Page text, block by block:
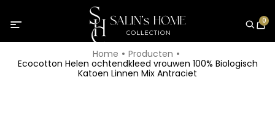
0
Home
Producten
Ecocotton Helen ochtendkleed vrouwen 100% Biologisch
Katoen Linnen Mix Antraciet